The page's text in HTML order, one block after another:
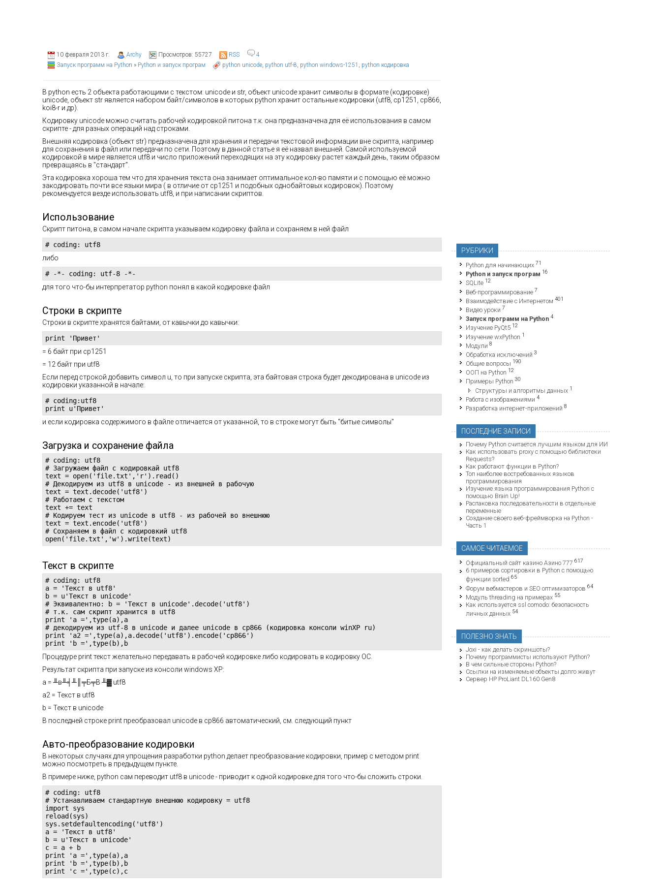
10 февраля 2013 г. Archy Просмотров: 55727 RSS
4
Запуск программ на Python » Python и запуск програм python unicode, python utf-8, python windows-1251 , python кодировка
В python есть 2 объекта работающими с текстом: unicode и str, объект unicode хранит символы в формате (кодировке)
unicode, объект str является набором байт/символов в которых python хранит остальные кодировки (utf8, cp1251, cp866,
koi8-r и др).
Кодировку unicode можно считать рабочей кодировкой питона т.к. она предназначена для её использования в самом
скрипте - для разных операций над строками.
Внешняя кодировка (объект str) предназначена для хранения и передачи текстовой информации вне скрипта, например
для сохранения в файл или передачи по сети. Поэтому в данной статье я её назвал внешней. Самой используемой
кодировкой в мире является utf8 и число приложений переходящих на эту кодировку растет каждый день, таким образом
превращаясь в "стандарт".
Эта кодировка хороша тем что для хранения текста она занимает оптимальное кол-во памяти и с помощью её можно
закодировать почти все языки мира ( в отличие от cp1251 и подобных однобайтовых кодировок). Поэтому
рекомендуется везде использовать utf8, и при написании скриптов.
Использование
Скрипт питона, в самом начале скрипта указываем кодировку файла и сохраняем в ней файл
# coding: utf8
либо
# -*- coding: utf-8 -*-
для того что-бы интерпретатор python понял в какой кодировке файл
Строки в скрипте
Строки в скрипте хранятся байтами, от кавычки до кавычки:
print 'Привет'
= 6 байт при cp1251
= 12 байт при utf8
Если перед строкой добавить символ u, то при запуске скрипта, эта байтовая строка будет декодирована в unicode из
кодировки указанной в начале:
# coding:utf8
print u'Привет'
и если кодировка содержимого в файле отличается от указанной, то в строке могут быть "битые символы"
Загрузка и сохранение файла
# coding: utf8
# Загружаем файл с кодировкай utf8
text = open('file.txt','r').read()
# Декодируем из utf8 в unicode - из внешней в рабочую
text = text.decode('utf8')
# Работаем с текстом
text += text
# Кодируем тест из unicode в utf8 - из рабочей во внешнюю
text = text.encode('utf8')
# Сохраняем в файл с кодировкий utf8
open('file.txt','w').write(text)
Текст в скрипте
# coding: utf8
a = 'Текст в utf8'
b = u'Текст в unicode'
# Эквивалентно: b = 'Текст в unicode'.decode('utf8')
# т.к. сам скрипт хранится в utf8
print 'a =',type(a),a
# декодируем из utf-8 в unicode и далее unicode в cp866 (кодировка консоли winXP ru)
print 'a2 =',type(a),a.decode('utf8').encode('cp866')
print 'b =',type(b),b
Процедуре print текст желательно передавать в рабочей кодировке либо кодировать в кодировку ОС.
Результат скрипта при запуске из консоли windows XP:
a = ╨в╨╡╨║╤Б╤В ╨▓ utf8
a2 = Текст в utf8
b = Текст в unicode
В последней строке print преобразовал unicode в cp866 автоматический, см. следующий пункт
Авто-преобразование кодировки
В некоторых случаях для упрощения разработки python делает преобразование кодировки, пример с методом print
можно посмотреть в предыдущем пункте.
В примере ниже, python сам переводит utf8 в unicode - приводит к одной кодировке для того что-бы сложить строки.
# coding: utf8
# Устанавливаем стандартную внешнюю кодировку = utf8
import sys
reload(sys)
sys.setdefaultencoding('utf8')
a = 'Текст в utf8'
b = u'Текст в unicode'
c = a + b
print 'a =',type(a),a
print 'b =',type(b),b
print 'c =',type(c),c
РУБРИКИ
Python для начинающих 71
Python и запуск програм 16
SQLite 12
Веб-программирование 7
Взаимодействие с Интернетом 401
Видео уроки 7
Запуск программ на Python 4
Изучение PyQt5 12
Изучение wxPython 1
Модули 8
Обработка исключений 3
Общие вопросы 190
ООП на Python 12
Примеры Python 30
Структуры и алгоритмы данных 1
Работа с изображениями 4
Разработка интернет-приложений 8
ПОСЛЕДНИЕ ЗАПИСИ
Почему Python считается лучшим языком для ИИ
Как использовать proxy с помощью библиотеки
Requests?
Как работают функции в Python?
Топ наиболее востребованных языков
программирования
Изучение языка программирования Python с
помощью Brain Up!
Распаковка последовательности в отдельные
переменные
Создание своего веб-фреймворка на Python -
Часть 1
САМОЕ ЧИТАЕМОЕ
Официальный сайт казино Азино 777 617
6 примеров сортировки в Python с помощью
функции sorted 65
Форум вебмастеров и SEO оптимизаторов 64
Модуль threading на примерах 55
Как используется ssl comodo: безопасность
личных данных 54
ПОЛЕЗНО ЗНАТЬ
Joxi - как делать скриншоты?
Почему программисты используют Python?
В чем сильные стороны Python?
Ссылки на изменяемые объекты долго живут
Сервер HP ProLiant DL160 Gen8